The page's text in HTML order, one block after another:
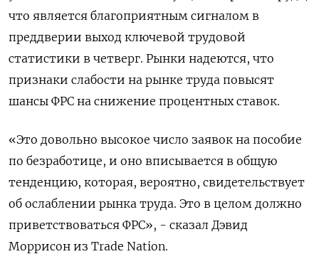
что является благоприятным сигналом в
преддверии выход ключевой трудовой
статистики в четверг. Рынки надеются, что
признаки слабости на рынке труда повысят
шансы ФРС на снижение процентных ставок.
«Это довольно высокое число заявок на пособие
по безработице, и оно вписывается в общую
тенденцию, которая, вероятно, свидетельствует
об ослаблении рынка труда. Это в целом должно
приветствоваться ФРС», - сказал Дэвид
Моррисон из Trade Nation.